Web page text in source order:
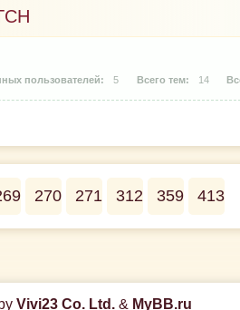
5 14
270 271 312 359 413
Vivi23 Co. Ltd.& MyBB.ru